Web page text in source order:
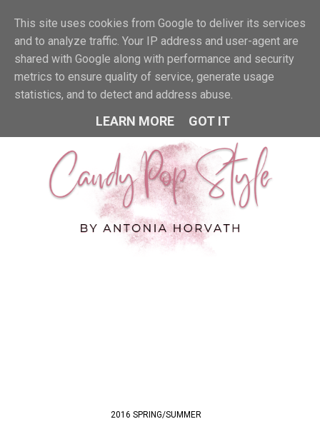
MENU
2016 SPRING/SUMMER
This site uses cookies from Google to deliver its services
and to analyze traffic. Your IP address and user-agent are
shared with Google along with performance and security
metrics to ensure quality of service, generate usage
statistics, and to detect and address abuse.
LEARN MORE GOT IT